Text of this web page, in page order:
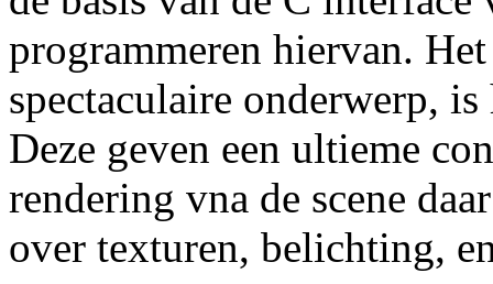
programmeren hiervan.
spectaculaire onderwerp,
Deze geven een ultieme
rendering vna de scene
over texturen, belichting,